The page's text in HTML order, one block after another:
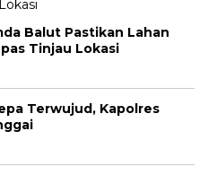
Balut Pastikan Lahan
Tinjau Lokasi
Terwujud, Kapolres